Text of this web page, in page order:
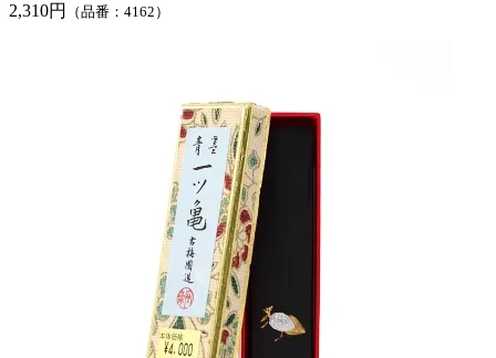
2,310円
（品番：4162）